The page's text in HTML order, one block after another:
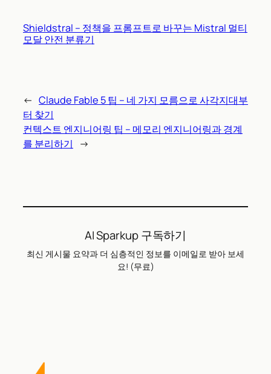
Shieldstral – 정책을 프롬프트로 바꾸는 Mistral 멀티
모달 안전 분류기
← Claude Fable 5 팁 – 네 가지 모름으로 사각지대부
터 찾기
컨텍스트 엔지니어링 팁 – 메모리 엔지니어링과 경계
를 분리하기
→
AI Sparkup 구독하기
최신 게시물 요약과 더 심층적인 정보를 이메일로 받아 보세
요! (무료)